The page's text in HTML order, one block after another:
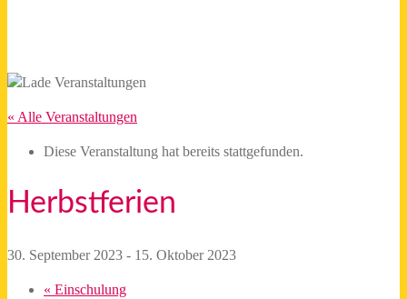
« Alle Veranstaltungen
Diese Veranstaltung hat bereits stattgefunden.
Herbstferien
30. September 2023 - 15. Oktober 2023
« Einschulung